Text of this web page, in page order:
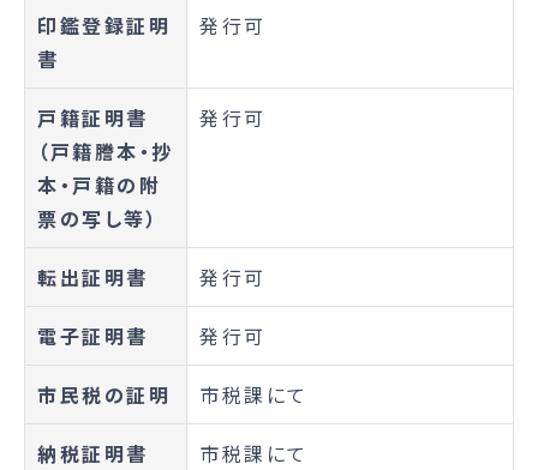
印鑑登録証明
書
発行可
戸籍証明書
（戸籍謄本・抄
本・戸籍の附
票の写し等）
発行可
転出証明書 発行可
電子証明書 発行可
市民税の証明 市税課にて
納税証明書 市税課にて